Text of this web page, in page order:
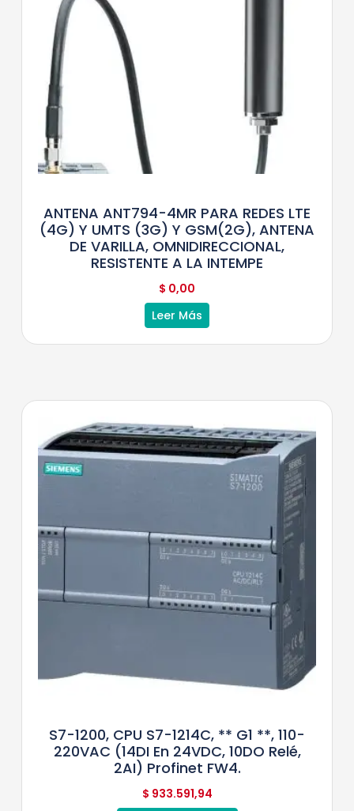
ANTENA ANT794-4MR PARA REDES LTE
(4G) Y UMTS (3G) Y GSM(2G), ANTENA
DE VARILLA, OMNIDIRECCIONAL,
RESISTENTE A LA INTEMPE
$ 0,00
Leer Más
S7-1200, CPU S7-1214C, ** G1 **, 110-
220VAC (14DI En 24VDC, 10DO Relé,
2AI) Profinet FW4.
$ 933.591,94